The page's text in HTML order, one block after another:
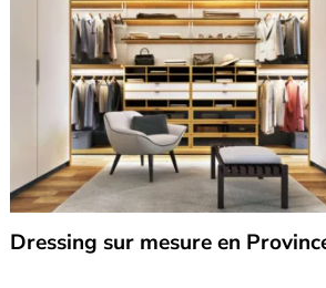
Dressing sur mesure en